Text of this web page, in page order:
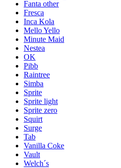
Fanta other
Fresca
Inca Kola
Mello Yello
Minute Maid
Nestea
OK
Pibb
Raintree
Simba
Sprite
Sprite light
Sprite zero
Squirt
Surge
Tab
Vanilla Coke
Vault
Welch´s